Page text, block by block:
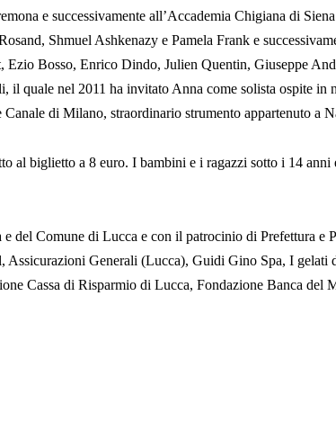
e successivamente all’Accademia Chigiana di
Shmuel Ashkenazy e Pamela Frank e
Bosso, Enrico Dindo, Julien Quentin, Giuseppe
quale nel 2011 ha invitato Anna come solista ospite
di Milano, straordinario strumento appartenuto a
biglietto a 8 euro. I bambini e i ragazzi sotto i 14
del Comune di Lucca e con il patrocinio di Prefettura e
Generali (Lucca), Guidi Gino Spa, I
Cassa di Risparmio di Lucca, Fondazione Banca del